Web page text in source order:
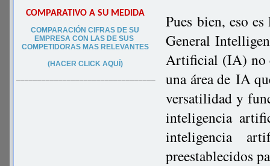
COMPARATIVO A SU MEDIDA
COMPARACIÓN CIFRAS DE SU
EMPRESA CON LAS DE SUS
COMPETIDORAS MAS RELEVANTES
(HACER CLICK AQUÍ)
–––––––––––––––––––––––––––––––––
Pues bien, eso
General
Artificial (IA) no
una área de IA
versatilidad y
inteligencia
inteligencia
preestablecidos